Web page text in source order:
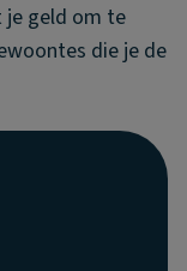
geld om te
die je de